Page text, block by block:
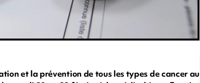
et la prévention de tous les types de cancer au